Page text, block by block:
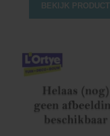
BEKIJK PRODUCT